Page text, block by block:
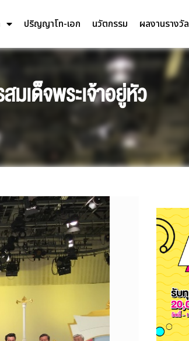
ปริญญาโท-เอก นวัตกรรม ผลงานรางวัล
เด็จพระเจ้าอยู่หัว